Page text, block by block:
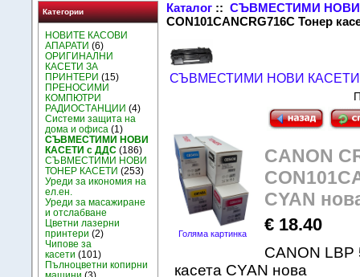
Категории
НОВИТЕ КАСОВИ
АПАРАТИ (6)
ОРИГИНАЛНИ
КАСЕТИ ЗА
ПРИНТЕРИ (15)
ПРЕНОСИМИ
КОМПЮТРИ
РАДИОСТАНЦИИ (4)
Системи защита на
дома и офиса (1)
СЪВМЕСТИМИ НОВИ
КАСЕТИ с ДДС (186)
СЪВМЕСТИМИ НОВИ
ТОНЕР КАСЕТИ (253)
Уреди за икономия на
ел.ен.
Уреди за масажиране
и отслабване
Цветни лазерни
принтери (2)
Чипове за
касети (101)
Пълноцветни копирни
Каталог ::СЪВМЕСТИМИ НОВИ
CON101CANCRG716C Тонер
СЪВМЕСТИМИ НОВИ КАСЕТИ
Голяма картинка
CANON
CYAN
€ 18.40
CANON
касета CYAN нова